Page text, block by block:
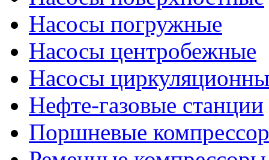
Насосы погружные
Насосы центробежные
Насосы
Нефте-газовые станции
Поршневые